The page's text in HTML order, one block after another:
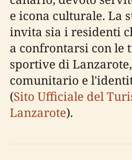
e icona culturale. La
invita sia i residenti
a confrontarsi con le
sportive di
comunitario e
(Sito Ufficiale del
Lanzarote).